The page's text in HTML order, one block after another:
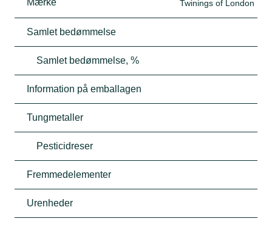
Mærke Twinings of London
Samlet bedømmelse
Samlet bedømmelse, %
Information på emballagen
Tungmetaller
Pesticidreser
Fremmedelementer
Urenheder